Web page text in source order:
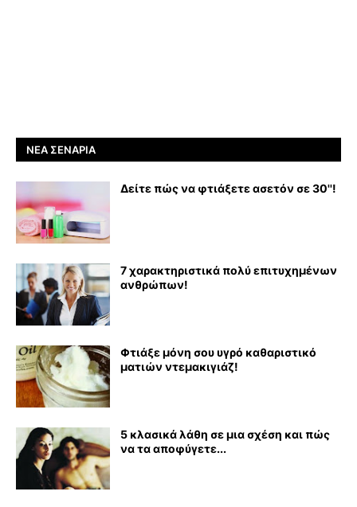
ΝΈΑ ΣΕΝΆΡΙΑ
Δείτε πώς να φτιάξετε ασετόν σε 30''!
7 χαρακτηριστικά πολύ επιτυχημένων
ανθρώπων!
Φτιάξε μόνη σου υγρό καθαριστικό
ματιών ντεμακιγιάζ!
5 κλασικά λάθη σε μια σχέση και πώς
να τα αποφύγετε...